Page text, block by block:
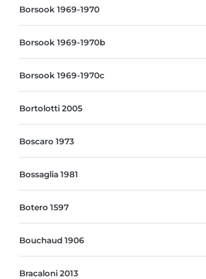
Borsook 1969-1970
Borsook 1969-1970b
Borsook 1969-1970c
Bortolotti 2005
Boscaro 1973
Bossaglia 1981
Botero 1597
Bouchaud 1906
Bracaloni 2013